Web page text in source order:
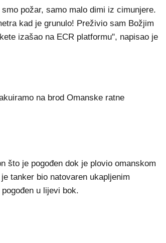
požar, samo malo dimi iz cimunjere.
kad je grunulo! Preživio sam Božjim
izašao na ECR platformu", napisao je
na brod Omanske ratne
što je pogođen dok je plovio omanskom
tanker bio natovaren ukapljenim
u lijevi bok.